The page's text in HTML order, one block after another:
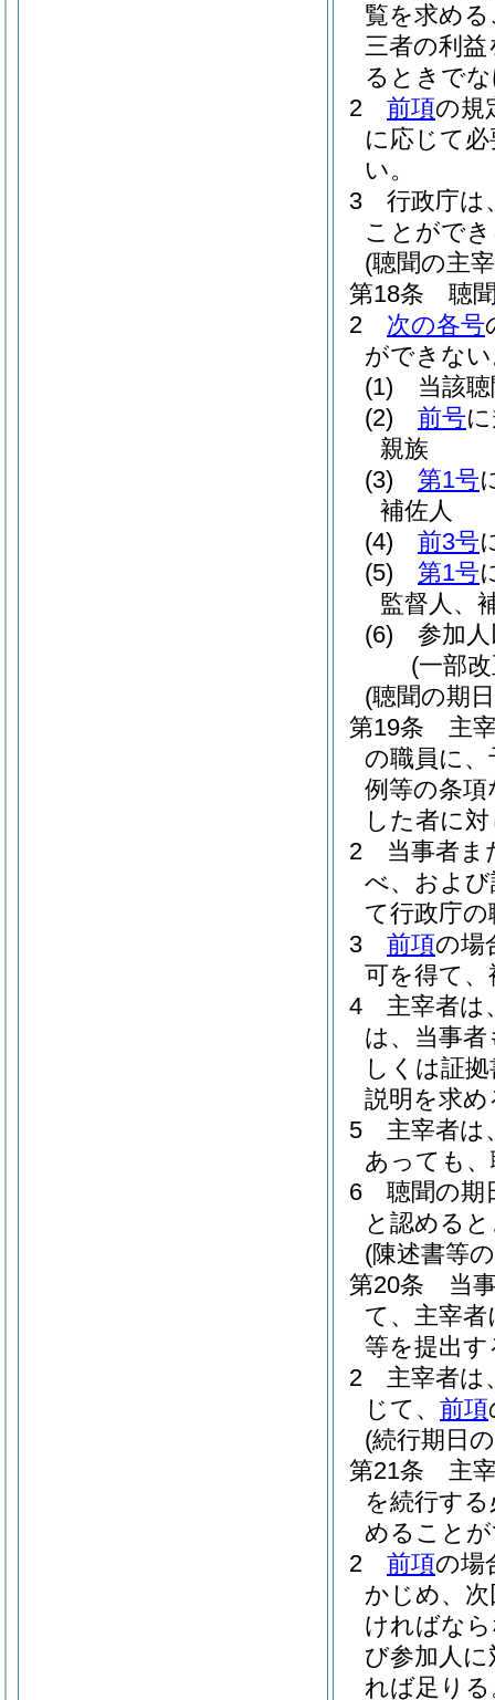
覧を求め
三者の利
るときで
2
前項の規
に応じて
い。
3
行政庁は
ことがで
(聴聞の主
第18条
聴
2
次の各号
ができな
(1)
当該
(2)
前号
親族
(3)
第1号
補佐人
(4)
前3号
(5)
第1号
監督人、
(6)
参加
(一部
(聴聞の期
第19条
主
の職員に
例等の条
した者に
2
当事者ま
べ、およ
て行政庁
3
前項の場
可を得て
4
主宰者は
は、当事
しくは証
説明を求
5
主宰者は
あっても
6
聴聞の期
と認める
(陳述書等
第20条
当
て、主宰
等を提出
2
主宰者は
じて、 前項
(続行期日
第21条
主
を続行す
めること
2
前項の場
かじめ、
ければな
び参加人
れば足りる